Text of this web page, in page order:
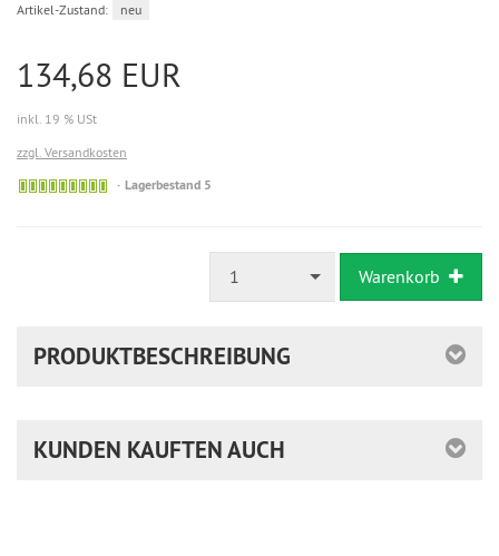
Artikel-Zustand: neu
134,68 EUR
inkl. 19 % USt
zzgl. Versandkosten
Lagerbestand 5
1 Warenkorb
PRODUKTBESCHREIBUNG
KUNDEN KAUFTEN AUCH